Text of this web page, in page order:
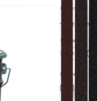
Код товара:
"CERTA-
Фасовка:
0.8 кг
Цвета: